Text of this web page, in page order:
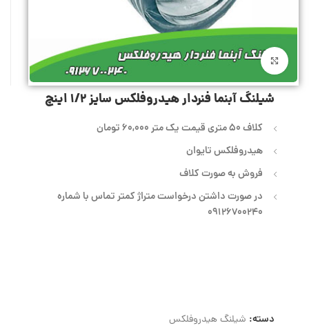
بزرگنمایی تصویر
شیلنگ آبنما فنردار هیدروفلکس سایز 1/2 اینچ
کلاف 50 متری قیمت یک متر 60,000 تومان
هیدروفلکس تایوان
فروش به صورت کلاف
در صورت داشتن درخواست متراژ کمتر تماس با شماره
09126700240
دسته: شیلنگ هیدروفلکس